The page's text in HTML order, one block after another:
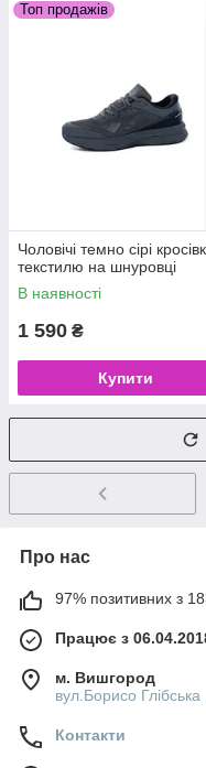
Топ продажів
Чоловічі темно сірі
текстилю на шнуровці
В наявності
1 590 ₴
Купити
Про нас
97% позитивних з
Працює з
м. Вишгород
вул.Борисо
Контакти